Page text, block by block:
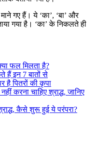
गए हैं। ये ‘का’, ‘बा’ और
गया है। ‘का’ के निकलते ही
फल मिलता है?
हैं इन 7 बातों से
है पितरों की कृपा
करना चाहिए श्राद्ध, जानिए
कैसे शुरू हुई ये परंपरा?